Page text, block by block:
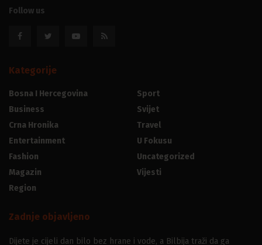
Follow us
Kategorije
Bosna I Hercegovina
Business
Crna Hronika
Entertainment
Fashion
Magazin
Region
Sport
Svijet
Travel
U Fokusu
Uncategorized
Vijesti
Zadnje objavljeno
Dijete je cijeli dan bilo bez hrane i vode, a Bilbija traži da ga